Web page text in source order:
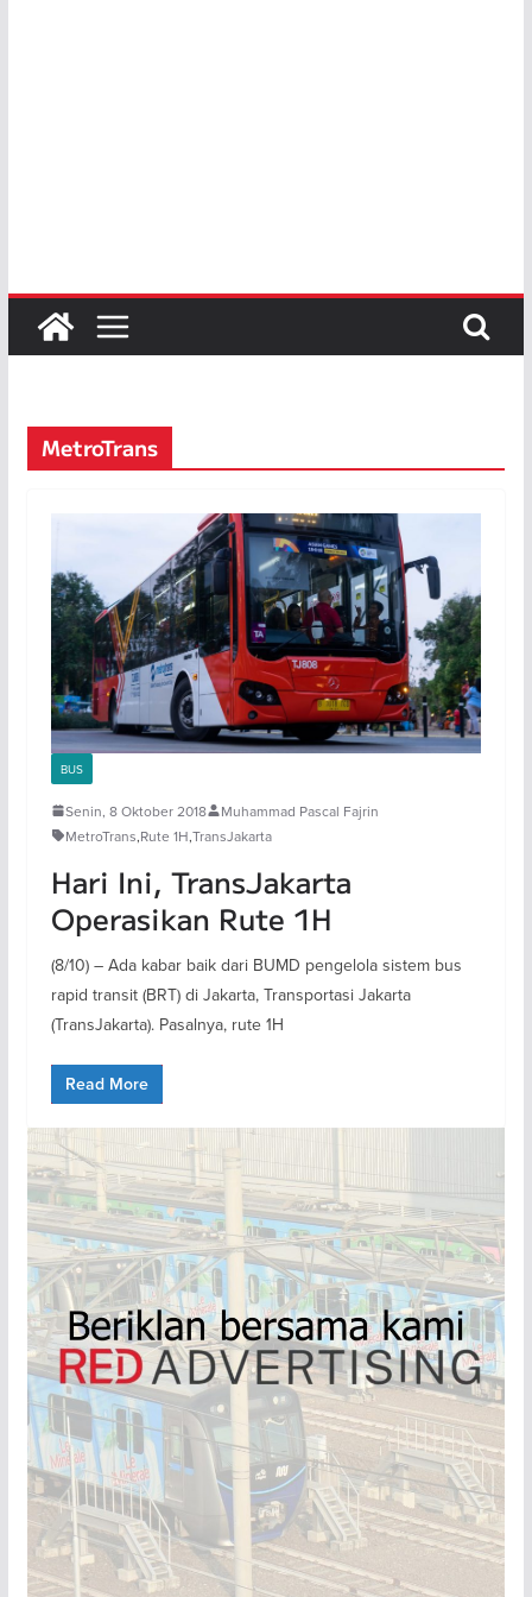
MetroTrans
BUS
Senin, 8 Oktober 2018
Muhammad Pascal Fajrin
MetroTrans,Rute 1H,TransJakarta
Hari Ini, TransJakarta
Operasikan Rute 1H
(8/10) – Ada kabar baik dari BUMD pengelola sistem bus
rapid transit (BRT) di Jakarta, Transportasi Jakarta
(TransJakarta). Pasalnya, rute 1H
Read More